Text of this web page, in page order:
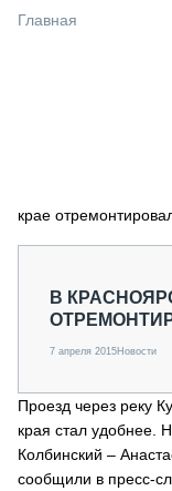
СПЕЦПРОЕКТЫ
О ПРОЕКТЕ
Главная
крае
В
7 апреля 2015Новости
Проезд через реку
края стал удобнее.
Колбинский –
сообщили в пресс-